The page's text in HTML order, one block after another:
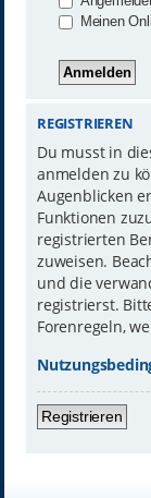
Meinen
REGISTRIEREN
Du musst in
anmelden zu
Augenblicken
Funktionen
registrierten
zuweisen.
und die
registrierst.
Forenregeln,
Registrieren